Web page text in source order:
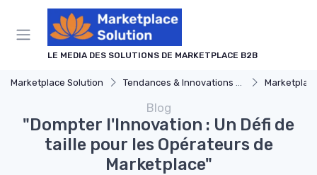
LE MEDIA DES SOLUTIONS DE MARKETPLACE B2B
Marketplace Solution Tendances & Innovations dans les logiciel de marketplace Marketplace
Blog
"Dompter l'Innovation : Un Défi de
taille pour les Opérateurs de
Marketplace"
Panneau de gestion des cookies